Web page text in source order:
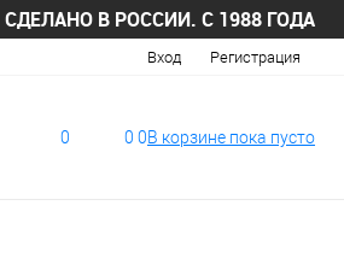
СДЕЛАНО В РОССИИ. С 1988 ГОДА
Вход Регистрация
0 0 0В корзине пока пусто